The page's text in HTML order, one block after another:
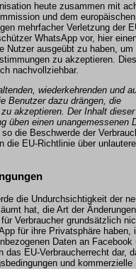
heute zusammen mit
und dem
mehrfacher Verletzung der
WhatsApp vor, hier
Nutzer ausgeübt zu haben, um
zu akzeptieren.
nachvollziehbar.
wiederkehrenden und
Benutzer dazu drängen, die
akzeptieren. Der Inhalt
üben einen unangemessenen
so die Beschwerde der
die EU-Richtlinie über
die Undurchsichtigkeit der
hat, die Art der
Verbraucher grundsätzlich
für ihre Privatsphäre haben,
Daten an
EU-Verbraucherrecht dar,
und